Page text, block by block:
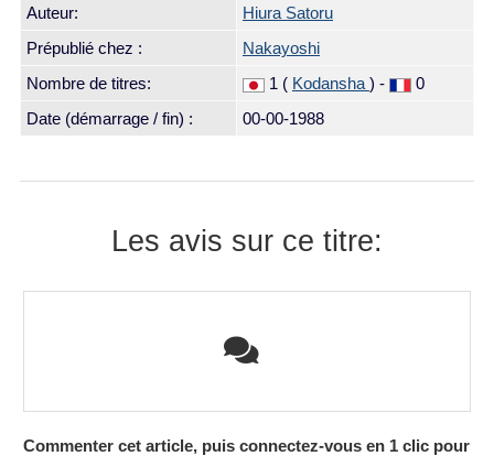
Auteur:
Hiura Satoru
Prépublié chez :
Nakayoshi
Nombre de titres:
1 ( Kodansha ) -
0
Date (démarrage / fin) :
00-00-1988
Les avis sur ce titre:
Commenter cet article, puis connectez-vous en 1 clic pour